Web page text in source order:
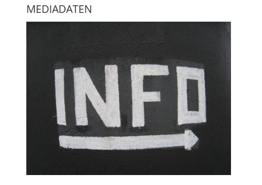
MEDIADATEN